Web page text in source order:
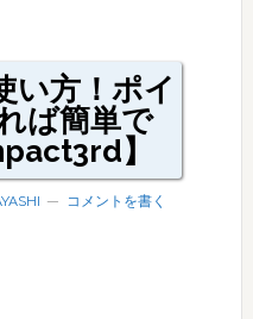
い方！ポイ
ば簡単で
】
コメントを書く